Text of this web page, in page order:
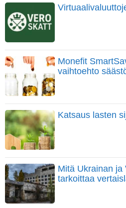
Monefit
vaihtoehto
Katsaus lasten
Mitä Ukrainan ja
tarkoittaa